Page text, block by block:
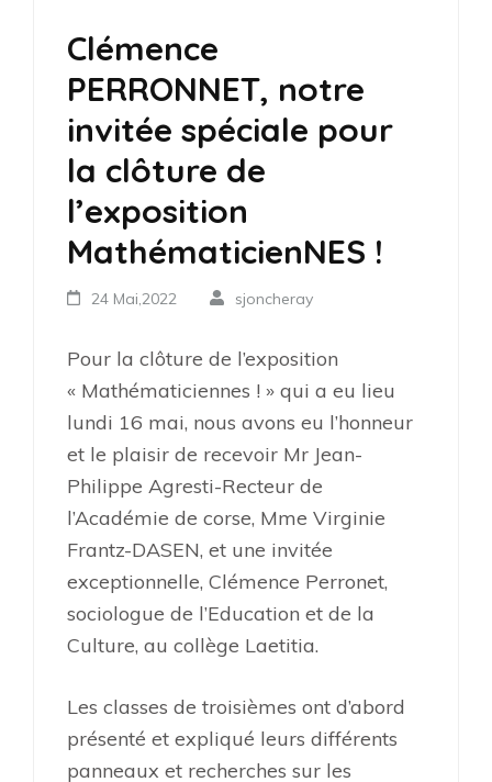
Clémence
PERRONNET, notre
invitée spéciale pour
la clôture de
l’exposition
MathématicienNES !
24 Mai,2022 sjoncheray
Pour la clôture de l’exposition
« Mathématiciennes ! » qui a eu lieu
lundi 16 mai, nous avons eu l’honneur
et le plaisir de recevoir Mr Jean-
Philippe Agresti-Recteur de
l’Académie de corse, Mme Virginie
Frantz-DASEN, et une invitée
exceptionnelle, Clémence Perronet,
sociologue de l’Education et de la
Culture, au collège Laetitia.
Les classes de troisièmes ont d’abord
présenté et expliqué leurs différents
panneaux et recherches sur les